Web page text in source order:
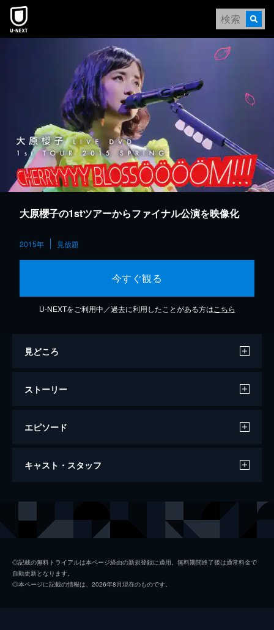
本文へスキップ
大原櫻子の1stツアーからファイナル公演を映像化
2015年 見放題
今すぐ観る
U-NEXTをご利用中／過去に利用したことがある方は こちら
見どころ
ストーリー
エピソード
大原櫻子 １st TOUR 2015 SPRING～
キャスト・スタッフ
◎記載の無料トライアルは本ページ経由の新規登録に適用。無料期間終了後は通常料金で
自動更新となります。
◎本ページに記載の情報は、2026年8月現在のものです。